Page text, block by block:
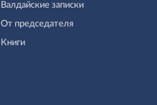
Валдайские записки
От председателя
Книги